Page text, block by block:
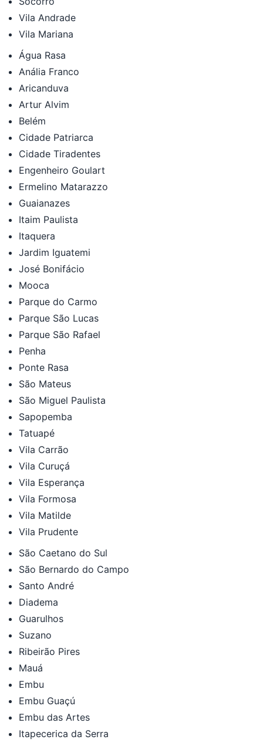
Vila Andrade
Vila Mariana
Água Rasa
Anália Franco
Aricanduva
Artur Alvim
Belém
Cidade Patriarca
Cidade Tiradentes
Engenheiro Goulart
Ermelino Matarazzo
Guaianazes
Itaim Paulista
Itaquera
Jardim Iguatemi
José Bonifácio
Mooca
Parque do Carmo
Parque São Lucas
Parque São Rafael
Penha
Ponte Rasa
São Mateus
São Miguel Paulista
Sapopemba
Tatuapé
Vila Carrão
Vila Curuçá
Vila Esperança
Vila Formosa
Vila Matilde
Vila Prudente
São Caetano do Sul
São Bernardo do Campo
Santo André
Diadema
Guarulhos
Suzano
Ribeirão Pires
Mauá
Embu
Embu Guaçú
Embu das Artes
Itapecerica da Serra